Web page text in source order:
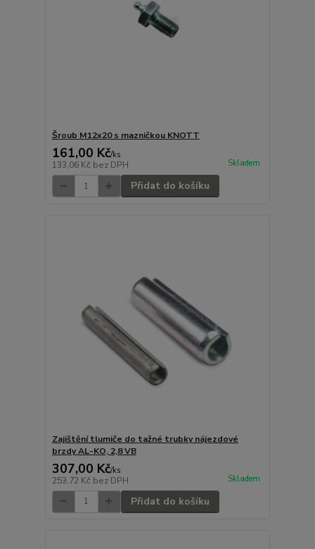
Šroub M12x20 s mazničkou KNOTT
161,00 Kč/ks
133,06 Kč bez DPH Skladem
Přidat do košíku
Zajištění tlumiče do tažné trubky nájezdové
brzdy AL-KO, 2,8 VB
307,00 Kč/ks
253,72 Kč bez DPH Skladem
Přidat do košíku